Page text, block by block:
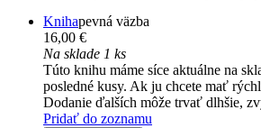
Knihapevná väzba
16,00 €
Na sklade 1 ks
Túto knihu máme síce aktuálne na
posledné kusy. Ak ju chcete mať
Dodanie ďalších môže trvať dlhšie,
Pridať do zoznamu